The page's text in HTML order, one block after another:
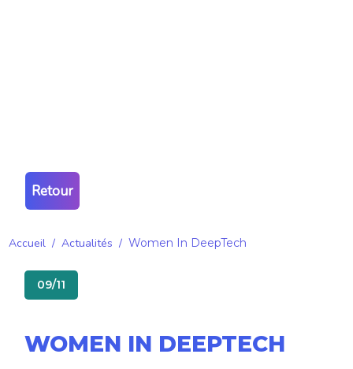
Retour
Accueil / Actualités / Women In DeepTech
09/11
WOMEN IN DEEPTECH